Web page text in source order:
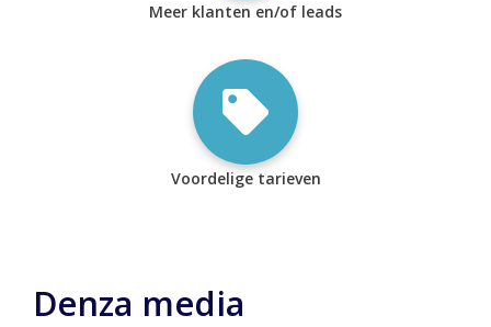
Meer klanten en/of leads
Voordelige tarieven
Denza media